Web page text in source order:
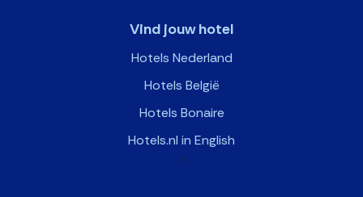
Vind jouw hotel
Hotels Nederland
Hotels België
Hotels Bonaire
Hotels.nl in English
>